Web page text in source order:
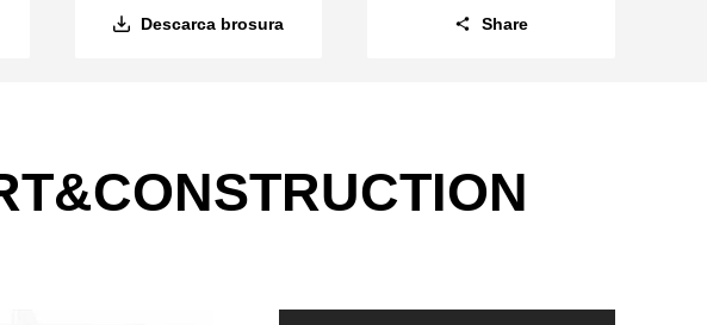
Descarca brosura Share